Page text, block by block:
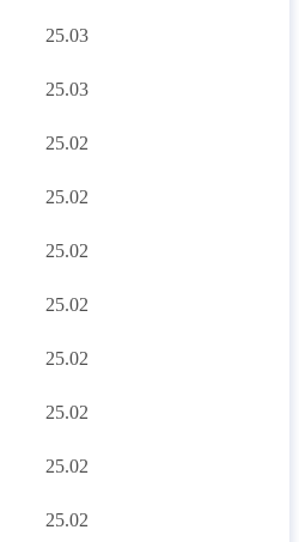
25.03
25.03
25.02
25.02
25.02
25.02
25.02
25.02
25.02
25.02